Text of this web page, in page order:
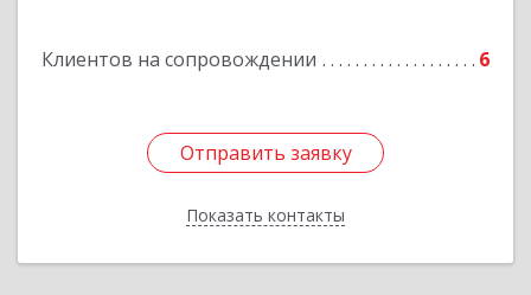
Клиентов на сопровождении 6
Отправить заявку
Показать контакты
Подробнее
Отправить заявку
Назад